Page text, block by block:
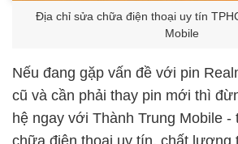
Địa chỉ sửa chữa điện thoại uy tín
Mobile
Nếu đang gặp vấn đề với pin
cũ và cần phải thay pin mới thì
hệ ngay với Thành Trung Mobile -
chữa điện thoại uy tín, chất lượng